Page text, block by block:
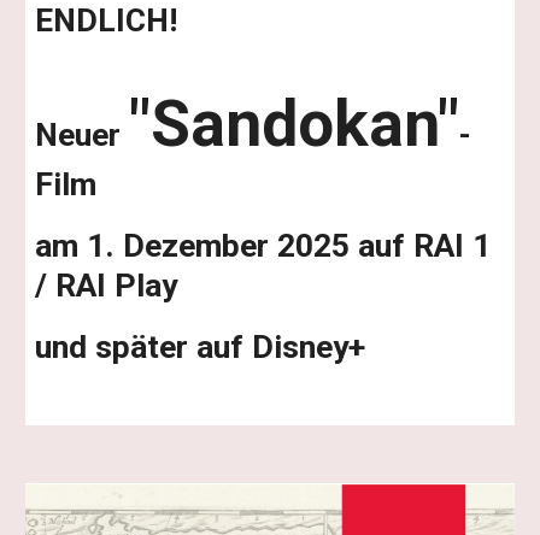
ENDLICH!
Neuer "Sandokan"-
Film
am 1. Dezember 2025 auf RAI 1
/ RAI Play
und später auf Disney+